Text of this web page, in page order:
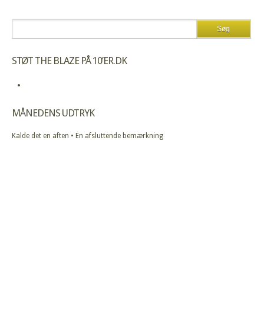
STØT THE BLAZE PÅ 10’ER.DK
MÅNEDENS UDTRYK
Kalde det en aften • En afsluttende bemærkning